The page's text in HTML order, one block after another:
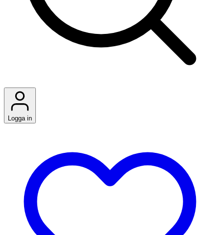
Logga in